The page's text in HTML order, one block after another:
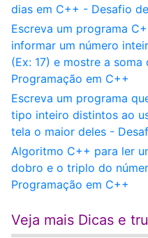
dias em C++ - Desafio
Escreva um programa
informar um número
(Ex: 17) e mostre a
Programação em C++
Escreva um programa
tipo inteiro distintos ao
tela o maior deles -
Algoritmo C++ para ler
dobro e o triplo do
Programação em C++
Veja mais Dicas e